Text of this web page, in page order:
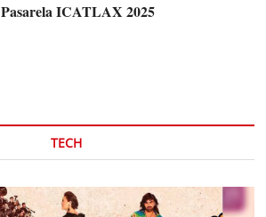
Pasarela ICATLAX 2025
TECH